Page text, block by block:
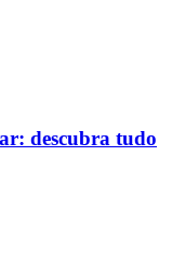
descubra tudo